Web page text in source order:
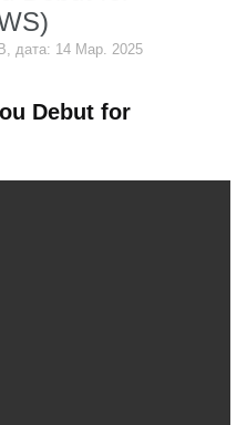
дата: 14 Мар. 2025
Debut for